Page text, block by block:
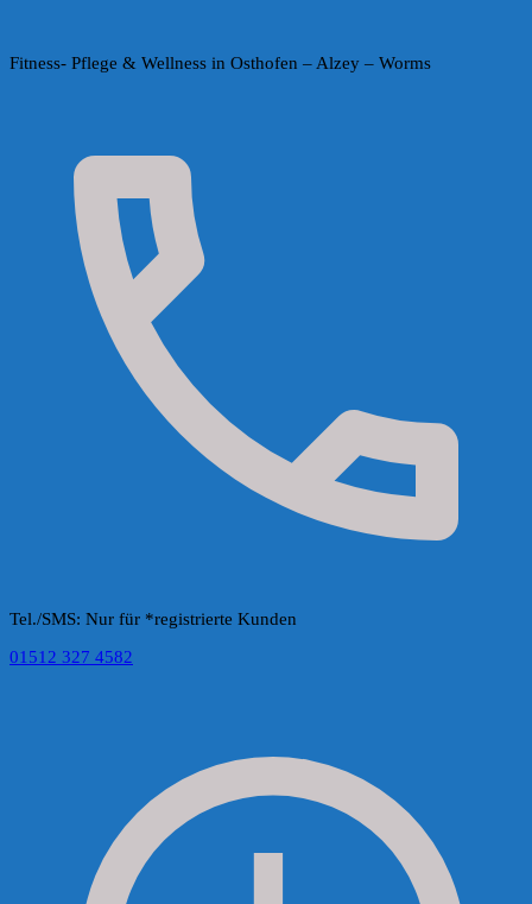
Fitness- Pflege & Wellness in Osthofen – Alzey – Worms
Tel./SMS: Nur für *registrierte Kunden
01512 327 4582